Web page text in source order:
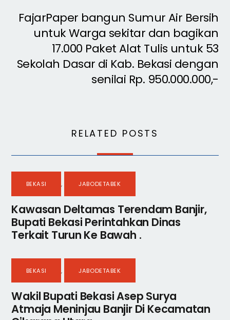
FajarPaper bangun Sumur Air Bersih
untuk Warga sekitar dan bagikan
17.000 Paket Alat Tulis untuk 53
Sekolah Dasar di Kab. Bekasi dengan
senilai Rp. 950.000.000,-
RELATED POSTS
BEKASI , JABODETABEK
Kawasan Deltamas Terendam Banjir,
Bupati Bekasi Perintahkan Dinas
Terkait Turun Ke Bawah .
BEKASI , JABODETABEK
Wakil Bupati Bekasi Asep Surya
Atmaja Meninjau Banjir Di Kecamatan